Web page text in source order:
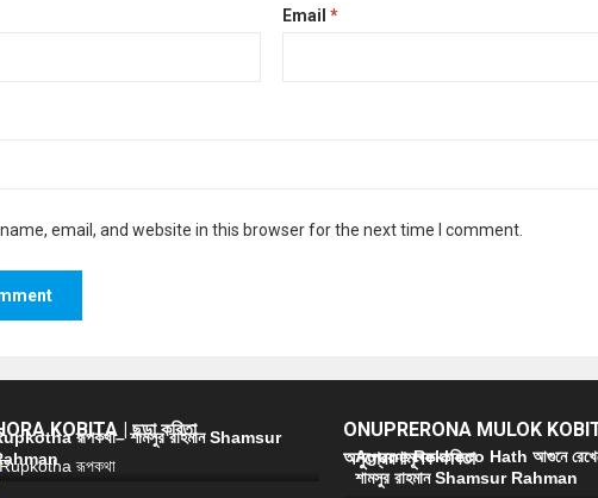
Email*
email, and website in this browser for the next time I comment.
KOBITA | ছড়া কবিতা
রূপকথা– শামসুর রাহমান Shamsur
ONUPRERONA MULOK
অনুপ্রেরণামূলক কবিতা
Agune Rekheco Hath আগুনে
শামসুর রাহমান Shamsur Rahman